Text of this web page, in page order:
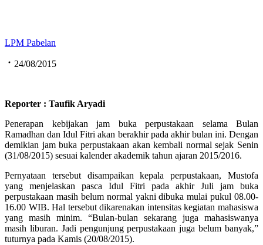
LPM Pabelan
24/08/2015
Reporter : Taufik Aryadi
Penerapan kebijakan jam buka perpustakaan selama Bulan
Ramadhan dan Idul Fitri akan berakhir pada akhir bulan ini. Dengan
demikian jam buka perpustakaan akan kembali normal sejak Senin
(31/08/2015) sesuai kalender akademik tahun ajaran 2015/2016.
Pernyataan tersebut disampaikan kepala perpustakaan, Mustofa
yang menjelaskan pasca Idul Fitri pada akhir Juli jam buka
perpustakaan masih belum normal yakni dibuka mulai pukul 08.00-
16.00 WIB. Hal tersebut dikarenakan intensitas kegiatan mahasiswa
yang masih minim. “Bulan-bulan sekarang juga mahasiswanya
masih liburan. Jadi pengunjung perpustakaan juga belum banyak,”
tuturnya pada Kamis (20/08/2015).